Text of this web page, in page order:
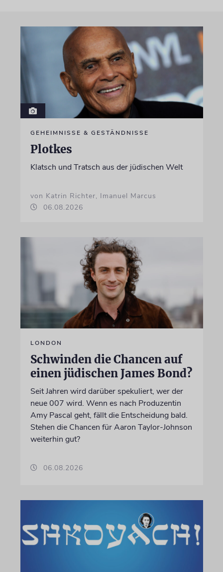
GEHEIMNISSE & GESTÄNDNISSE
Plotkes
Klatsch und Tratsch aus der jüdischen Welt
von Katrin Richter, Imanuel Marcus
06.08.2026
LONDON
Schwinden die Chancen auf
einen jüdischen James Bond?
Seit Jahren wird darüber spekuliert, wer der
neue 007 wird. Wenn es nach Produzentin
Amy Pascal geht, fällt die Entscheidung bald.
Stehen die Chancen für Aaron Taylor-Johnson
weiterhin gut?
06.08.2026